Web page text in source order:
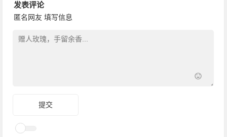
发表评论
匿名网友 填写信息